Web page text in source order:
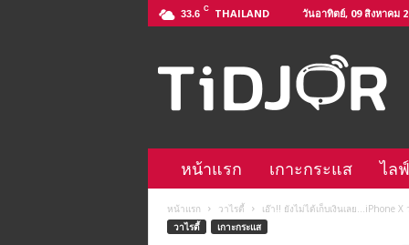
33.6 C THAILAND วันอาทิตย์, 09 สิงหาคม
หน้าแรก เกาะกระแส ไล
หน้าแรก วาไรตี้
เอ๊า!! ยังไม่ได้เก็บเงินเลย…iPhone
วาไรตี้
เกาะกระแส